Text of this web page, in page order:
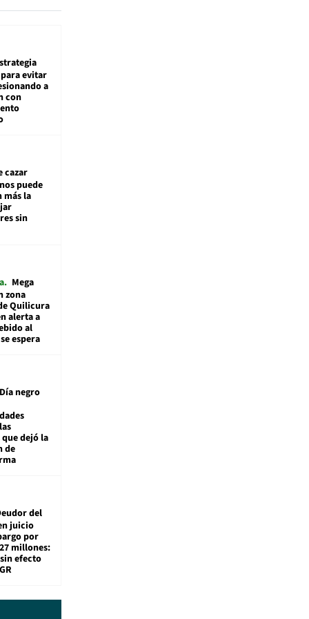
evitar
a
con
cazar
puede
más la
sin
Mega
zona
Quilicura
alerta a
al
espera
negro
dejó la
de
del
juicio
por
millones:
efecto